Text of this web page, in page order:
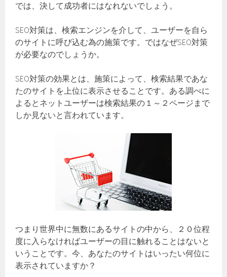
では、決して成功者にはなれないでしょう。
SEO対策は、検索エンジンを介して、ユーザーを自ら
のサイトに呼び込む為の施策です。ではなぜSEO対策
が必要なのでしょうか。
SEO対策の効果とは、施策によって、検索結果であな
たのサイトを上位に表示させることです。ある調べに
よるとネットユーザーは検索結果の１～２ページまで
しか見ないと言われています。
つまり世界中に無数にあるサイトの中から、２０位程
度に入らなければユーザーの目に触れることはないと
いうことです。今、あなたのサイトはいったい何位に
表示されていますか？